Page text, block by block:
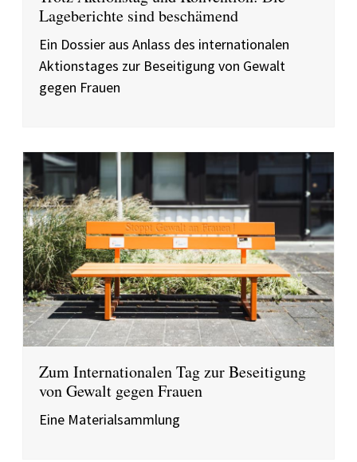
Lageberichte sind beschämend
Ein Dossier aus Anlass des internationalen
Aktionstages zur Beseitigung von Gewalt
gegen Frauen
Zum Internationalen Tag zur Beseitigung
von Gewalt gegen Frauen
Eine Materialsammlung